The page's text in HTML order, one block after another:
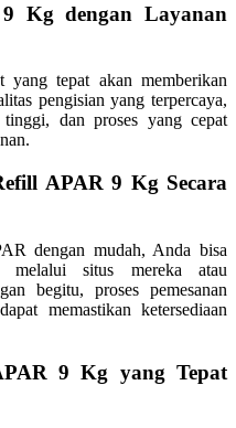
Kg dengan Layanan
tepat akan memberikan
pengisian yang terpercaya,
dan proses yang cepat
APAR 9 Kg Secara
dengan mudah, Anda bisa
melalui situs mereka atau
begitu, proses pemesanan
memastikan ketersediaan
9 Kg yang Tepat